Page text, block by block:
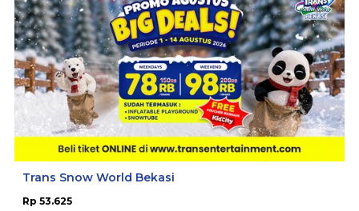
Trans Snow World Bekasi
Rp 53.625